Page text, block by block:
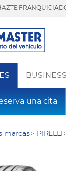
BUSINESS
una cita
marcas PIRELLI